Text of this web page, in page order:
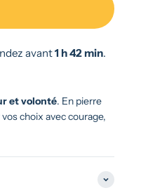
avant1 h 42 min.
et volonté. En pierre
choix avec courage,